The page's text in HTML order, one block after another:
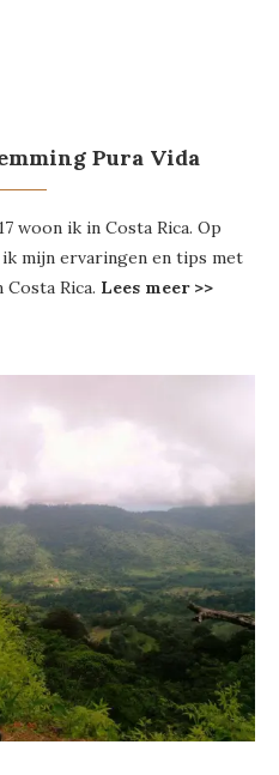
Pura Vida
woon ik in Costa Rica. Op
mijn ervaringen en tips met
Rica. Lees meer >>